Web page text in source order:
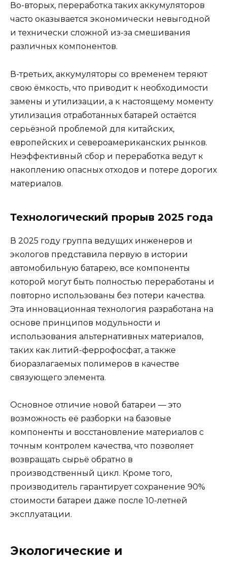
Во-вторых, переработка таких аккумуляторов
часто оказывается экономически невыгодной
и технически сложной из-за смешивания
различных компонентов.
В-третьих, аккумуляторы со временем теряют
свою ёмкость, что приводит к необходимости
замены и утилизации, а к настоящему моменту
утилизация отработанных батарей остаётся
серьёзной проблемой для китайских,
европейских и североамериканских рынков.
Неэффективный сбор и переработка ведут к
накоплению опасных отходов и потере дорогих
материалов.
Технологический прорыв 2025 года
В 2025 году группа ведущих инженеров и
экологов представила первую в истории
автомобильную батарею, все компоненты
которой могут быть полностью переработаны и
повторно использованы без потери качества.
Эта инновационная технология разработана на
основе принципов модульности и
использования альтернативных материалов,
таких как литий-феррофосфат, а также
биоразлагаемых полимеров в качестве
связующего элемента.
Основное отличие новой батареи — это
возможность её разборки на базовые
компоненты и восстановление материалов с
точным контролем качества, что позволяет
возвращать сырьё обратно в
производственный цикл. Кроме того,
производитель гарантирует сохранение 90%
стоимости батареи даже после 10-летней
эксплуатации.
Экологические и